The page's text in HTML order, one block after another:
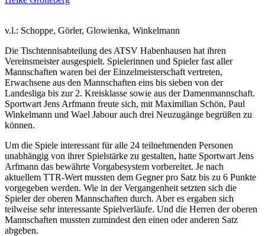
v.l.: Schoppe, Görler, Glowienka, Winkelmann
Die Tischtennisabteilung des ATSV Habenhausen hat ihren
Vereinsmeister ausgespielt. Spielerinnen und Spieler fast aller
Mannschaften waren bei der Einzelmeisterschaft vertreten,
Erwachsene aus den Mannschaften eins bis sieben von der
Landesliga bis zur 2. Kreisklasse sowie aus der Damenmannschaft.
Sportwart Jens Arfmann freute sich, mit Maximilian Schön, Paul
Winkelmann und Wael Jabour auch drei Neuzugänge begrüßen zu
können.
Um die Spiele interessant für alle 24 teilnehmenden Personen
unabhängig von ihrer Spielstärke zu gestalten, hatte Sportwart Jens
Arfmann das bewährte Vorgabesystem vorbereitet. Je nach
aktuellem TTR-Wert mussten dem Gegner pro Satz bis zu 6 Punkte
vorgegeben werden. Wie in der Vergangenheit setzten sich die
Spieler der oberen Mannschaften durch. Aber es ergaben sich
teilweise sehr interessante Spielverläufe. Und die Herren der oberen
Mannschaften mussten zumindest den einen oder anderen Satz
abgeben.